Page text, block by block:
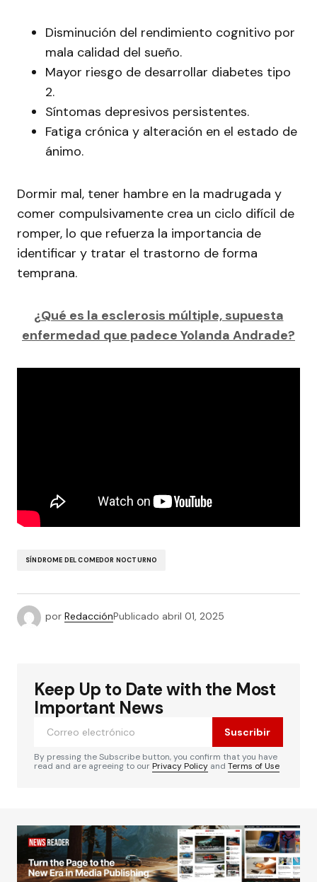
Disminución del rendimiento cognitivo por
mala calidad del sueño.
Mayor riesgo de desarrollar diabetes tipo
2.
Síntomas depresivos persistentes.
Fatiga crónica y alteración en el estado de
ánimo.
Dormir mal, tener hambre en la madrugada y
comer compulsivamente crea un ciclo difícil de
romper, lo que refuerza la importancia de
identificar y tratar el trastorno de forma
temprana.
¿Qué es la esclerosis múltiple, supuesta
enfermedad que padece Yolanda Andrade?
SÍNDROME DEL COMEDOR NOCTURNO
por RedacciónPublicado abril 01, 2025
Keep Up to Date with the Most
Important News
Suscribir
By pressing the Subscribe button, you confirm that you have
read and are agreeing to ourPrivacy Policy and Terms of Use